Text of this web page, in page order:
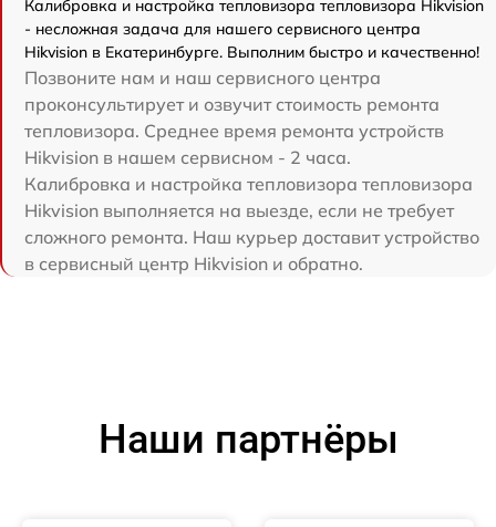
Калибровка и настройка тепловизора тепловизора Hikvision
- несложная задача для нашего сервисного центра
Hikvision в Екатеринбурге. Выполним быстро и качественно!
Позвоните нам и наш сервисного центра
проконсультирует и озвучит стоимость ремонта
тепловизора. Среднее время ремонта устройств
Hikvision в нашем сервисном - 2 часа.
Калибровка и настройка тепловизора тепловизора
Hikvision выполняется на выезде, если не требует
сложного ремонта. Наш курьер доставит устройство
в сервисный центр Hikvision и обратно.
Наши партнёры